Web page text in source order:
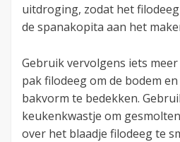
uitdroging, zodat het
de spanakopita aan het
Gebruik vervolgens iets
pak filodeeg om de bodem
bakvorm te bedekken.
keukenkwastje om
over het blaadje filodeeg te